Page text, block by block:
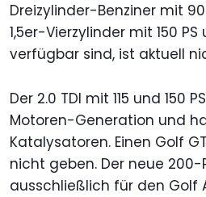
Dreizylinder-Benziner mit 90
1,5er-Vierzylinder mit 150
verfügbar sind, ist aktuell
Der 2.0 TDI mit 115 und 150
Motoren-Generation und
Katalysatoren. Einen Golf
nicht geben. Der neue 200-
ausschließlich für den Golf